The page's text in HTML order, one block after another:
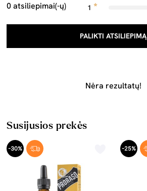
0 atsiliepimai(-ų)
1
PALIKTI ATSILIEPIMĄ
Nėra rezultatų!
Susijusios prekės
-30% -25%